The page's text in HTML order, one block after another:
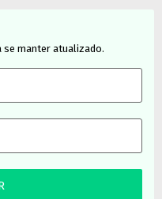
se manter atualizado.